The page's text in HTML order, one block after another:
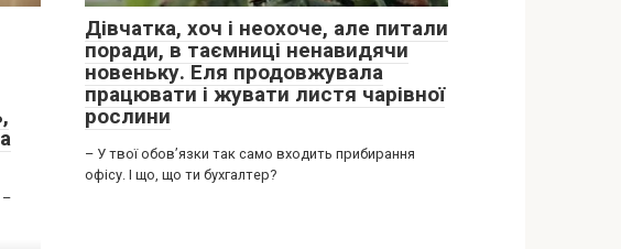
–
Дівчатка, хоч і неохоче, але питали
поради, в таємниці ненавидячи
новеньку. Еля продовжувала
працювати і жувати листя чарівної
рослини
– У твої обов’язки так само входить прибирання
офісу. І що, що ти бухгалтер?